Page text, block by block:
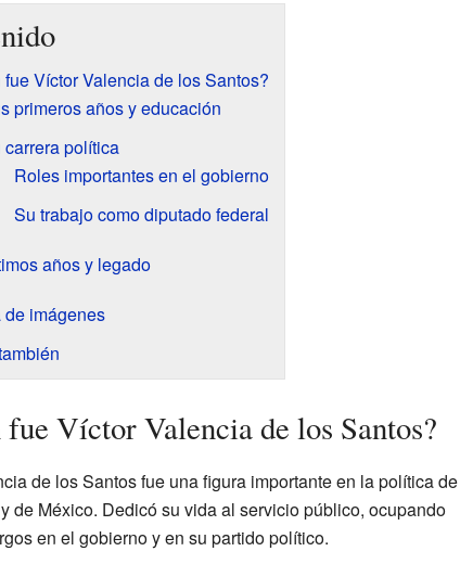
fue Víctor Valencia de los Santos?
primeros años y educación
carrera política
Roles importantes en el gobierno
Su trabajo como diputado federal
años y legado
de imágenes
fue Víctor Valencia de los Santos?
de los Santos fue una figura importante en la política de
de México. Dedicó su vida al servicio público, ocupando
en el gobierno y en su partido político.